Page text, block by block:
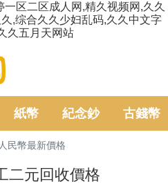
区二区成人网,精久视频网,久久
,综合久久少妇乱码,久久中文字
久五月天网站
紙幣 紀念鈔 古錢幣
民幣最新價格
二元回收價格